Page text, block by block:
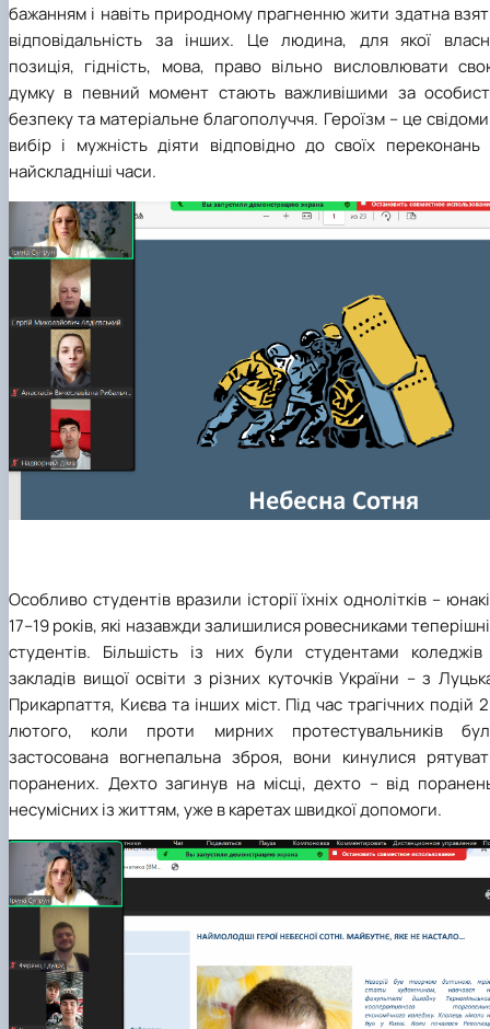
бажанням і навіть природному прагненню жити здатна
відповідальність за інших. Це людина, для якої
позиція, гідність, мова, право вільно висловлювати
думку в певний момент стають важливішими за
безпеку та матеріальне благополуччя. Героїзм – це
вибір і мужність діяти відповідно до своїх переконань
найскладніші часи.
Особливо студентів вразили історії їхніх однолітків –
17–19 років, які назавжди залишилися ровесниками
студентів. Більшість із них були студентами коледжів
закладів вищої освіти з різних куточків України – з
Прикарпаття, Києва та інших міст. Під час трагічних подій
лютого, коли проти мирних протестувальників
застосована вогнепальна зброя, вони кинулися
поранених. Дехто загинув на місці, дехто – від
несумісних із життям, уже в каретах швидкої допомоги.